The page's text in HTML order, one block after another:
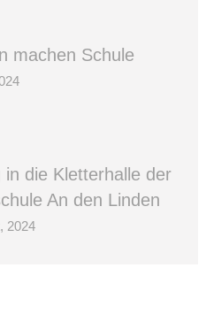
machen Schule
in die Kletterhalle der
An den Linden
2024